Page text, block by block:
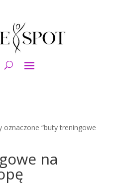
oznaczone “buty treningowe
na